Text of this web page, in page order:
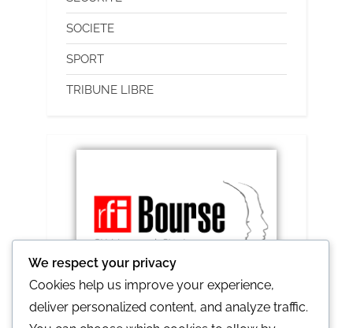
SOCIETE
SPORT
TRIBUNE LIBRE
RFI lance le prix Ghislaine et Claude 2021
We respect your privacy
Cookies help us improve your experience,
deliver personalized content, and analyze traffic.